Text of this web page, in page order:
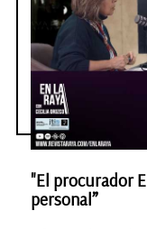
"El procurador
personal”